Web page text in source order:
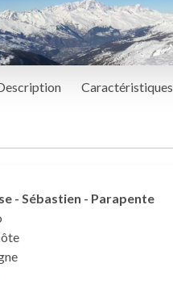
Caractéristiques
- Sébastien - Parapente